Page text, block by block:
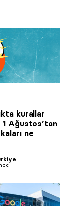
kurallar
Ağustos’tan
ne